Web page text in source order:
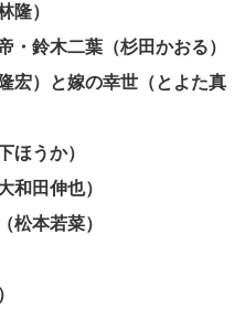
隆）
・鈴木二葉（杉田かおる）
宏）と嫁の幸世（とよた真
ほうか）
和田伸也）
松本若菜）